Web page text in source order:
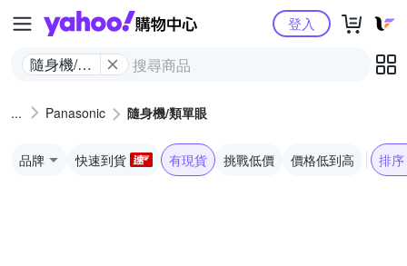
Yahoo購物中心
隨身機/類
登入
Panasonic 隨身機/類單眼
品牌 快速到貨 有現貨 挑戰低價 價格低到高 排序